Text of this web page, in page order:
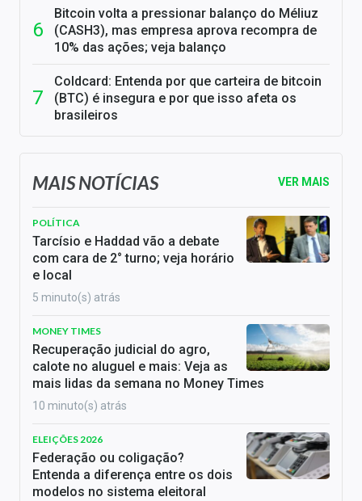
Bitcoin volta a pressionar balanço do Méliuz
(CASH3), mas empresa aprova recompra de
10% das ações; veja balanço
Coldcard: Entenda por que carteira de bitcoin
(BTC) é insegura e por que isso afeta os
brasileiros
MAIS NOTÍCIAS VER MAIS
POLÍTICA
Tarcísio e Haddad vão a debate
com cara de 2° turno; veja horário
e local
5 minuto(s) atrás
MONEY TIMES
Recuperação judicial do agro,
calote no aluguel e mais: Veja as
mais lidas da semana no Money Times
10 minuto(s) atrás
ELEIÇÕES 2026
Federação ou coligação?
Entenda a diferença entre os dois
modelos no sistema eleitoral